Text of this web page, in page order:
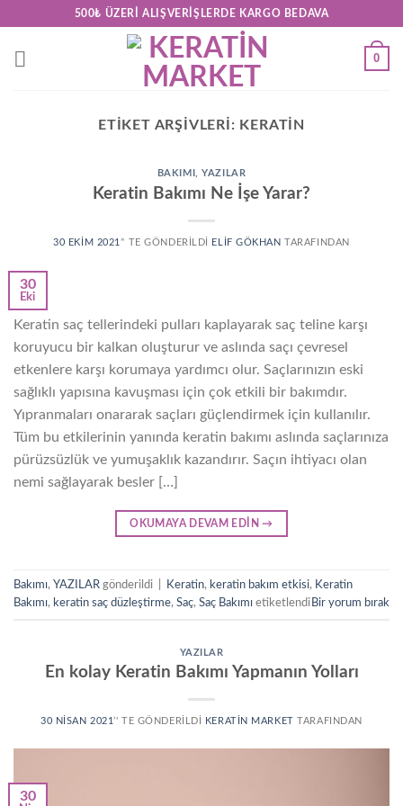
content
500₺ ÜZERI ALIŞVERIŞLERDE KARGO BEDAVA
0
ETIKET ARŞIVLERI: KERATIN
BAKIMI ,YAZILAR
Keratin Bakımı Ne İşe Yarar?
30 EKIM 2021 ’' TE GÖNDERILDI ELIF GÖKHAN TARAFINDAN
30
Eki
Keratin saç tellerindeki pulları kaplayarak saç teline karşı
koruyucu bir kalkan oluşturur ve aslında saçı çevresel
etkenlere karşı korumaya yardımcı olur. Saçlarınızın eski
sağlıklı yapısına kavuşması için çok etkili bir bakımdır.
Yıpranmaları onararak saçları güçlendirmek için kullanılır.
Tüm bu etkilerinin yanında keratin bakımı aslında saçlarınıza
pürüzsüzlük ve yumuşaklık kazandırır. Saçın ihtiyacı olan
nemi sağlayarak besler […]
OKUMAYA DEVAM EDIN→
Bakımı, YAZILAR gönderildi Keratin, keratin bakım etkisi, Keratin
Bakımı, keratin saç düzleştirme, Saç, Saç Bakımı etiketlendi Bir yorum bırak
YAZILAR
En kolay Keratin Bakımı Yapmanın Yolları
30 NISAN 2021’' TE GÖNDERILDI KERATIN MARKET TARAFINDAN
30